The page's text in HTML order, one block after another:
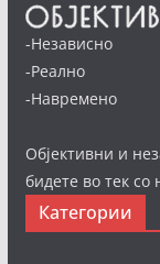
-Независно
-Реално
-Навремено
Објективни и
бидете во тек со
Категории